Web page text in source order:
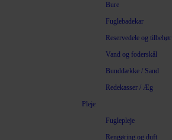
Bure
Fuglebadekar
Reservedele og tilbehør
Vand og foderskål
Bunddække / Sand
Redekasser / Æg
Pleje
Fuglepleje
Rengøring og duft